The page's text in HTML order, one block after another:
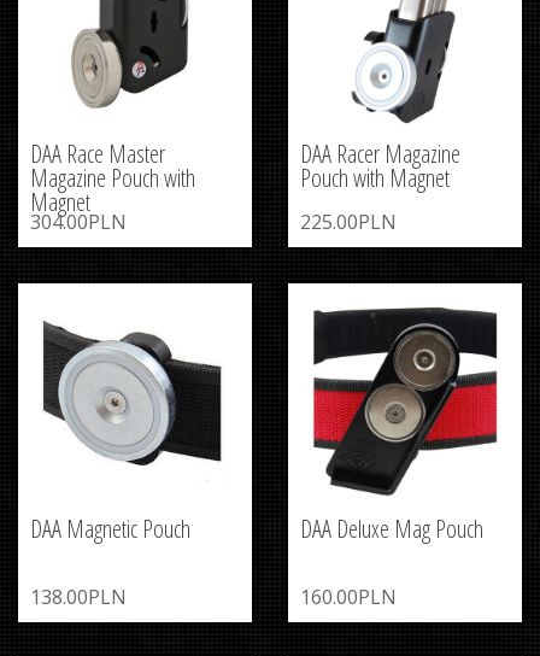
DAA Race Master
Magazine Pouch with
Magnet
304.00PLN
DAA Racer Magazine
Pouch with Magnet
225.00PLN
DAA Magnetic Pouch
138.00PLN
DAA Deluxe Mag Pouch
160.00PLN